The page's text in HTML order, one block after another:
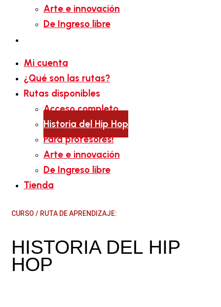
Arte e innovación
De Ingreso libre
Mi cuenta
¿Qué son las rutas?
Rutas disponibles
Acceso completo
Historia del Hip Hop
Para profesores!
Arte e innovación
De Ingreso libre
Tienda
CURSO / RUTA DE APRENDIZAJE:
HISTORIA DEL HIP
HOP